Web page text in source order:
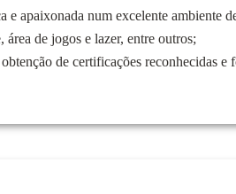
apaixonada num excelente ambiente
de jogos e lazer, entre outros;
de certificações reconhecidas